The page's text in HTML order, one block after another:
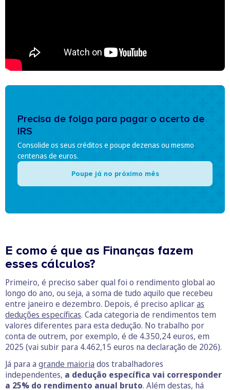
Precisa de folga para pagar o acerto de
IRS
Consolide os seus créditos e poupe dezenas ou mesmo
centenas de euros.
Poupe já no próximo mês
E como é que as Finanças fazem
esses cálculos?
Primeiro, é preciso saber qual foi o rendimento global ao
longo do ano, ou seja, a soma de tudo aquilo que recebeu
entre janeiro e dezembro. Depois, é preciso aplicaras
deduções específicas. Cada categoria de rendimentos tem
valores diferentes para esta dedução. No trabalho por
conta de outrem, por exemplo, é de 4.350,24 euros, em
2025 (vai subir para 4.462,15 euros na declaração de 2026).
Já para a grande maioria dos trabalhadores
independentes, a dedução específica vai corresponder
a 25% do rendimento anual bruto. Além destas, há